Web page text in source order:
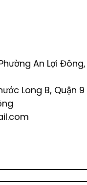
An Lợi Đông,
Long B, Quận 9